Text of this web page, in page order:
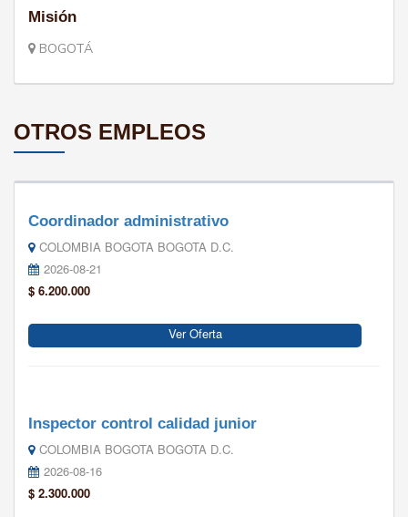
Misión
BOGOTÁ
OTROS EMPLEOS
Coordinador administrativo
COLOMBIA BOGOTA BOGOTA D.C.
2026-08-21
$ 6.200.000
Ver Oferta
Inspector control calidad junior
COLOMBIA BOGOTA BOGOTA D.C.
2026-08-16
$ 2.300.000